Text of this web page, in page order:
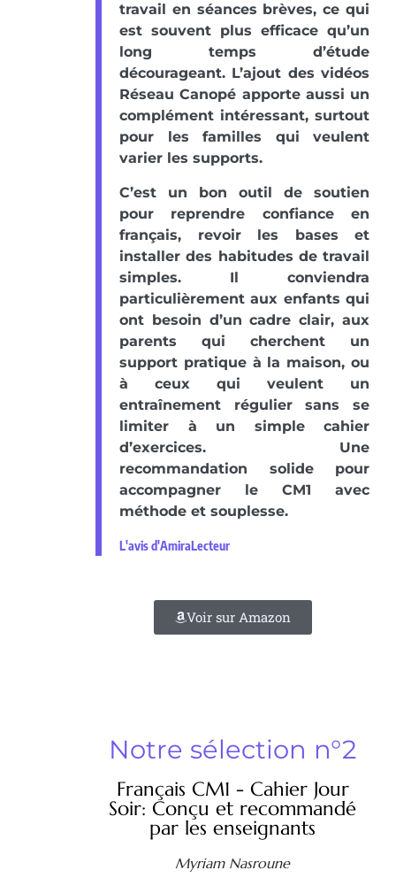
travail en séances brèves, ce qui
est souvent plus efficace qu’un
long temps d’étude
décourageant. L’ajout des vidéos
Réseau Canopé apporte aussi un
complément intéressant, surtout
pour les familles qui veulent
varier les supports.
C’est un bon outil de soutien
pour reprendre confiance en
français, revoir les bases et
installer des habitudes de travail
simples. Il conviendra
particulièrement aux enfants qui
ont besoin d’un cadre clair, aux
parents qui cherchent un
support pratique à la maison, ou
à ceux qui veulent un
entraînement régulier sans se
limiter à un simple cahier
d’exercices. Une
recommandation solide pour
accompagner le CM1 avec
méthode et souplesse.
L'avis d'AmiraLecteur
Voir sur Amazon
Notre sélection n°2
Français CM1 - Cahier Jour
Soir: Conçu et recommandé
par les enseignants
Myriam Nasroune